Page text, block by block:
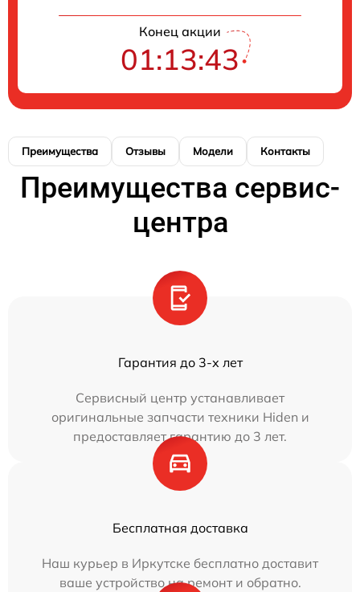
Конец акции
01:13:43
Преимущества Отзывы Модели Контакты
Преимущества сервис-
центра
Гарантия до 3-х лет
Сервисный центр устанавливает
оригинальные запчасти техники Hiden и
предоставляет гарантию до 3 лет.
Бесплатная доставка
Наш курьер в Иркутске бесплатно доставит
ваше устройство на ремонт и обратно.